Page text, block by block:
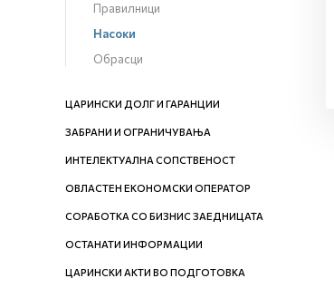
Правилници
Насоки
Обрасци
ЦАРИНСКИ ДОЛГ И ГАРАНЦИИ
ЗАБРАНИ И ОГРАНИЧУВАЊА
ИНТЕЛЕКТУАЛНА СОПСТВЕНОСТ
ОВЛАСТЕН ЕКОНОМСКИ ОПЕРАТОР
СОРАБОТКА СО БИЗНИС ЗАЕДНИЦАТА
ОСТАНАТИ ИНФОРМАЦИИ
ЦАРИНСКИ АКТИ ВО ПОДГОТОВКА